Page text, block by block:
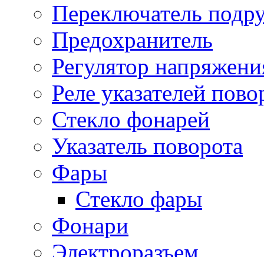
Переключатель
Предохранитель
Регулятор
Реле указателей
Стекло фонарей
Указатель поворота
Фары
Стекло фары
Фонари